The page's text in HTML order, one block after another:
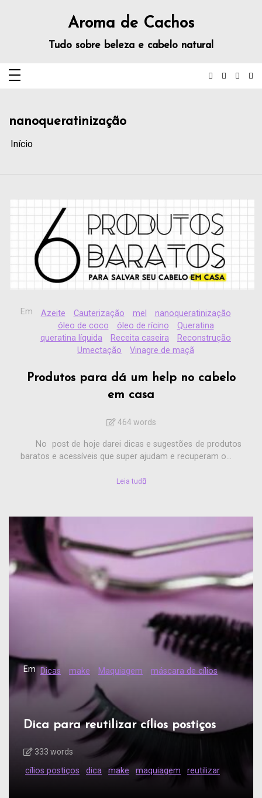
Aroma de Cachos
Tudo sobre beleza e cabelo natural
nanoqueratinização
Início
Em Azeite Cauterização mel
nanoqueratinização
óleo de coco
óleo de rícino
Queratina
queratina líquida
Receita caseira
Reconstrução
Umectação
Vinagre de maçã
Produtos para dá um help no cabelo
em casa
464 words
No post de hoje darei dicas e sugestões de produtos
baratos e acessíveis que super ajudam e recuperam o...
Leia tudo
Em Dicas make Maquiagem máscara de cílios
Dica para reutilizar cílios postiços
333 words
cílios postiços dica make maquiagem reutilizar